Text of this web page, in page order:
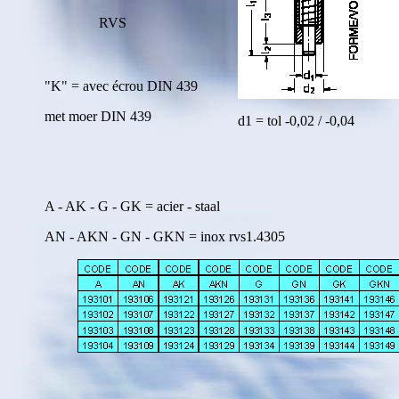
d1 = tol -0,02 / -0,04
RVS
"K" = avec écrou DIN 439
met moer DIN 439
A - AK - G - GK = acier - staal
AN - AKN - GN - GKN = inox rvs1.4305